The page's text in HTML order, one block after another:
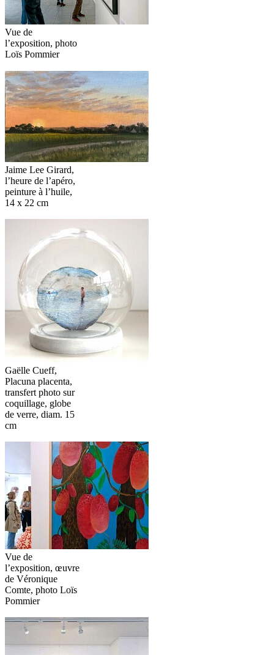
Vue de
l’exposition, photo
Loïs Pommier
Jaime‬‭ Lee‬‭ Girard‬‭,
l’heure‬‭ de‬‭ l’apéro‬‭,‬
peinture‬‭ à‬‭ l’huile,‬‭
14‬‭ x‬‭ 22‬‭ cm
Gaëlle Cueff,
Placuna placenta,
transfert photo sur
coquillage, globe
de verre, diam. 15
cm
Vue de
l’exposition, œuvre
de Véronique
Comte, photo Loïs
Pommier